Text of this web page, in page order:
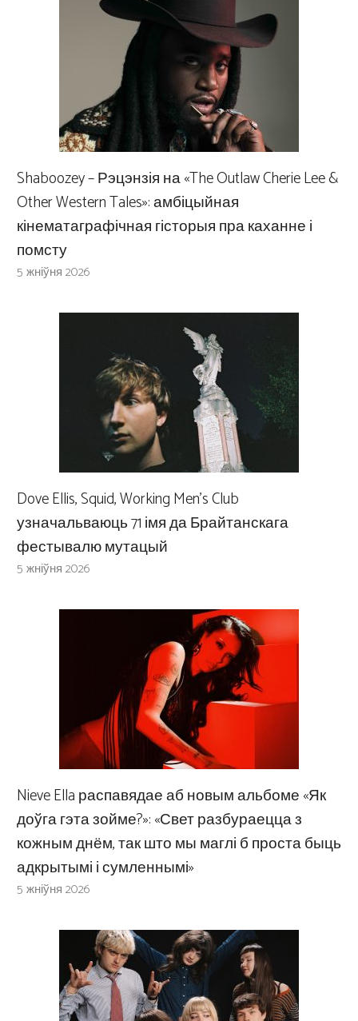
Shaboozey – Рэцэнзія на «The Outlaw Cherie Lee &
Other Western Tales»: амбіцыйная
кінематаграфічная гісторыя пра каханне і
помсту
5 жніўня 2026
Dove Ellis, Squid, Working Men’s Club
узначальваюць 71 імя да Брайтанскага
фестывалю мутацый
5 жніўня 2026
Nieve Ella распавядае аб новым альбоме «Як
доўга гэта зойме?»: «Свет разбураецца з
кожным днём, так што мы маглі б проста быць
адкрытымі і сумленнымі»
5 жніўня 2026